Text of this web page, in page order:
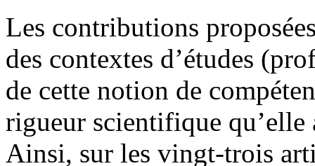
Les contributions
des contextes d’études
de cette notion de
rigueur scientifique qu’elle
Ainsi, sur les vingt-trois